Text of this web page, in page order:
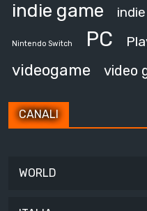
indie game
Nintendo Switch PC
videogame video
CANALI
WORLD